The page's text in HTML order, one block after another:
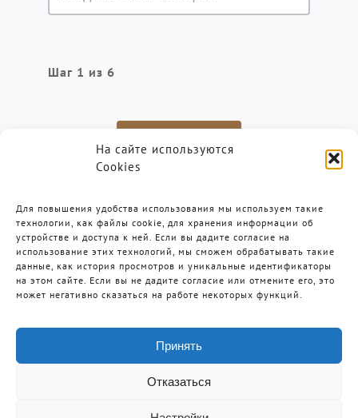
На сайте используются
Cookies
Для повышения удобства использования мы используем такие
технологии, как файлы cookie, для хранения информации об
устройстве и доступа к ней. Если вы дадите согласие на
использование этих технологий, мы сможем обрабатывать такие
данные, как история просмотров и уникальные идентификаторы
на этом сайте. Если вы не дадите согласие или отмените его, это
может негативно сказаться на работе некоторых функций.
Принять
Отказаться
Шаг 1 из 6
Итак, идите, и научите все народы…
века.